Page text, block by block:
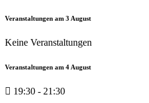
Veranstaltungen am 3 August
Keine Veranstaltungen
Veranstaltungen am 4 August
19:30 - 21:30